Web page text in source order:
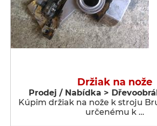
Držiak na nože
Prodej / Nabídka >
Kúpim držiak na nože k stroju
určenému k …